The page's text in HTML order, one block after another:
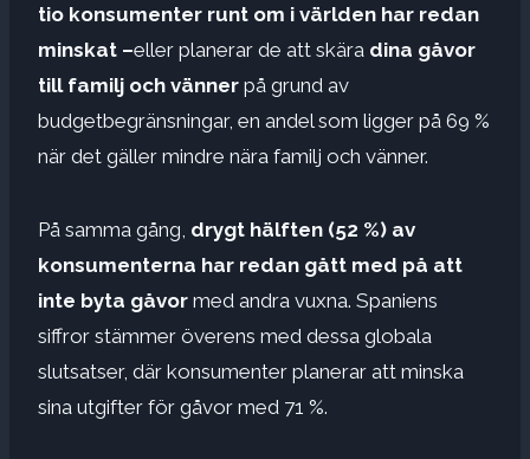
tio konsumenter runt om i världen har redan
minskat –eller planerar de att skära dina gåvor
till familj och vänner på grund av
budgetbegränsningar, en andel som ligger på 69 %
när det gäller mindre nära familj och vänner.
På samma gång, drygt hälften (52 %) av
konsumenterna har redan gått med på att
inte byta gåvor med andra vuxna. Spaniens
siffror stämmer överens med dessa globala
slutsatser, där konsumenter planerar att minska
sina utgifter för gåvor med 71 %.